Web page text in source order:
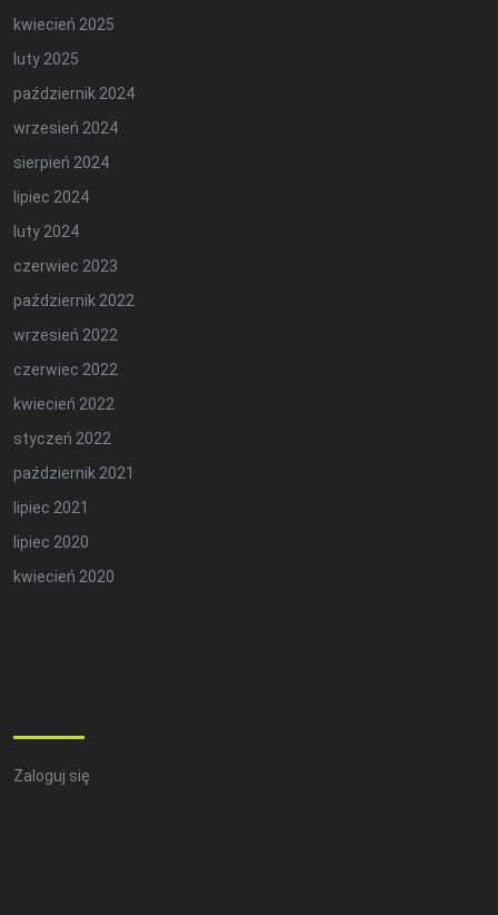
kwiecień 2025
luty 2025
październik 2024
wrzesień 2024
sierpień 2024
lipiec 2024
luty 2024
czerwiec 2023
październik 2022
wrzesień 2022
czerwiec 2022
kwiecień 2022
styczeń 2022
październik 2021
lipiec 2021
lipiec 2020
kwiecień 2020
Zaloguj się